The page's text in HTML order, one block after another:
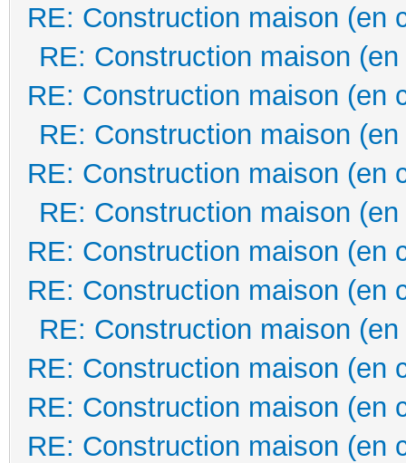
RE: Construction maison (en
RE: Construction maison
RE: Construction maison (en
RE: Construction maison
RE: Construction maison (en
RE: Construction maison
RE: Construction maison (en
RE: Construction maison (en
RE: Construction maison
RE: Construction maison (en
RE: Construction maison (en
RE: Construction maison (en